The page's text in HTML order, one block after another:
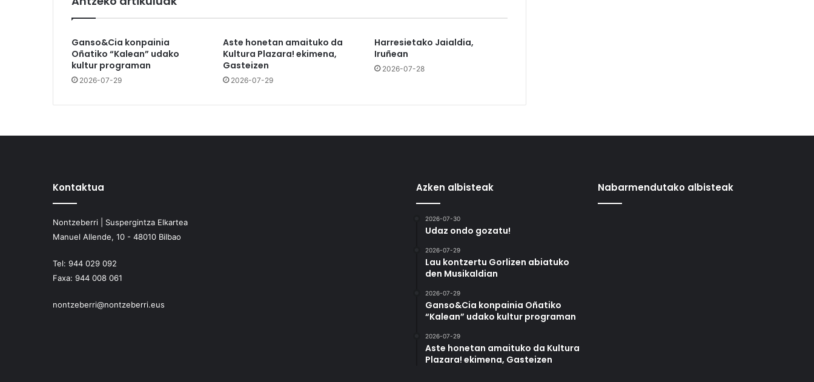
Ganso&Cia konpainia
Oñatiko “Kalean” udako
kultur programan
2026-07-29
Aste honetan amaituko da
Kultura Plazara! ekimena,
Gasteizen
2026-07-29
Harresietako Jaialdia,
Iruñean
2026-07-28
Kontaktua
Nontzeberri | Suspergintza Elkartea
Manuel Allende, 10 - 48010 Bilbao
Tel: 944 029 092
Faxa: 944 008 061
nontzeberri@nontzeberri.eus
Azken albisteak
2026-07-30
Udaz ondo gozatu!
2026-07-29
Lau kontzertu Gorlizen abiatuko
den Musikaldian
2026-07-29
Ganso&Cia konpainia Oñatiko
“Kalean” udako kultur programan
2026-07-29
Aste honetan amaituko da Kultura
Plazara! ekimena, Gasteizen
Nabarmendutako albisteak